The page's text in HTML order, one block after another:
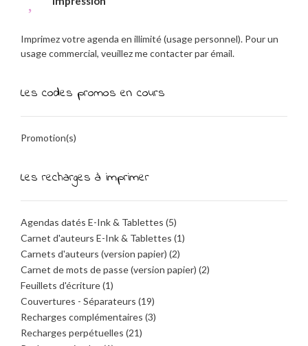
Imprimez votre agenda en illimité (usage personnel). Pour un
usage commercial, veuillez me contacter par émail.
Les codes promos en cours
Promotion(s)
Les recharges à imprimer
Agendas datés E-Ink & Tablettes (5)
Carnet d'auteurs E-Ink & Tablettes (1)
Carnets d'auteurs (version papier) (2)
Carnet de mots de passe (version papier) (2)
Feuillets d'écriture(1)
Couvertures - Séparateurs (19)
Recharges complémentaires (3)
Recharges perpétuelles (21)